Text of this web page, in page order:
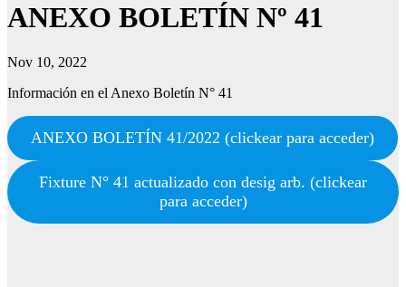
ANEXO BOLETÍN Nº 41
Nov 10, 2022
Información en el Anexo Boletín N° 41
ANEXO BOLETÍN 41/2022 (clickear para acceder)
Fixture N° 41 actualizado con desig arb. (clickear
para acceder)